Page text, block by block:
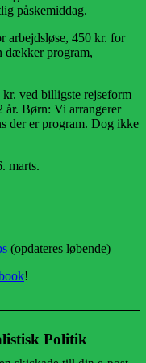
påskemiddag.
arbejdsløse, 450 kr. for
dækker program,
ved billigste rejseform
år. Børn: Vi arrangerer
der er program. Dog ikke
marts.
(opdateres løbende)
!
Politik